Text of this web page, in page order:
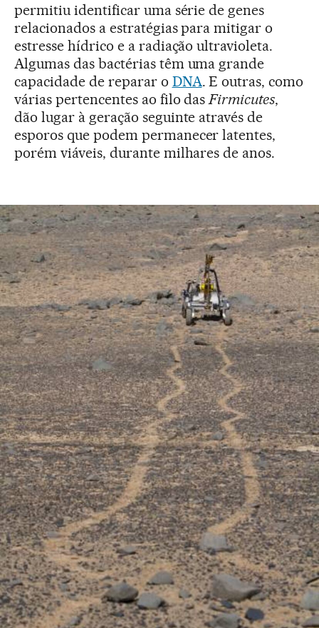
permitiu identificar uma série de genes
relacionados a estratégias para mitigar o
estresse hídrico e a radiação ultravioleta.
Algumas das bactérias têm uma grande
capacidade de reparar o DNA. E outras, como
várias pertencentes ao filo das Firmicutes,
dão lugar à geração seguinte através de
esporos que podem permanecer latentes,
porém viáveis, durante milhares de anos.